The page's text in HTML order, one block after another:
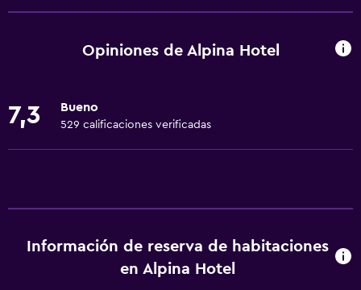
Wifi gratis
Ropa de cama
Papeleras
Opiniones de Alpina Hotel
7,3 Bueno
529 calificaciones verificadas
Información de reserva de habitaciones
en Alpina Hotel